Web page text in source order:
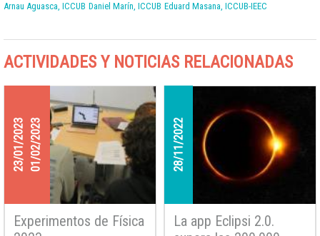
Arnau Aguasca, ICCUB Daniel Marín, ICCUB Eduard Masana, ICCUB-IEEC
ACTIVIDADES Y NOTICIAS RELACIONADAS
23/01/202301/02/2023
Experimentos de Física
28/11/2022
La app Eclipsi 2.0.